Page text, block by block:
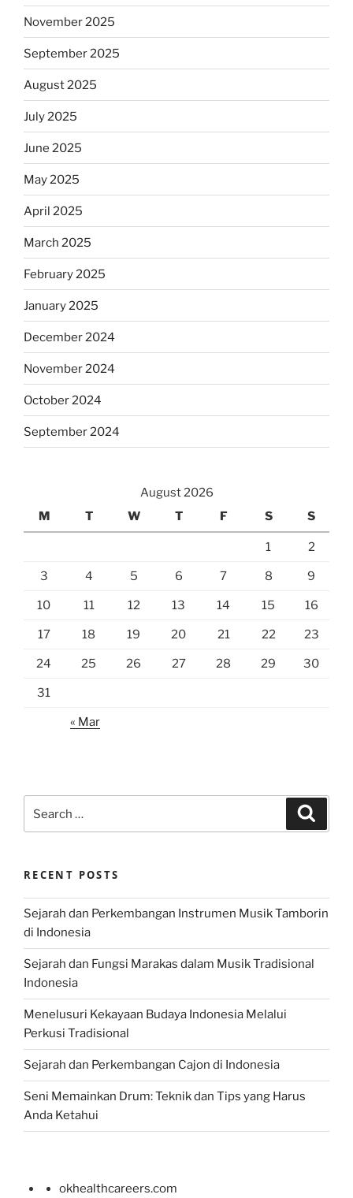
November 2025
September 2025
August 2025
July 2025
June 2025
May 2025
April 2025
March 2025
February 2025
January 2025
December 2024
November 2024
October 2024
September 2024
August 2026
M
T W T F S S
1 2
3 4 5 6 7 8 9
10 11 12 13 14 15 16
17 18 19 20 21 22 23
24 25 26 27 28 29 30
31
« Mar
for:
RECENT POSTS
Sejarah dan Perkembangan Instrumen Musik Tamborin
di Indonesia
Sejarah dan Fungsi Marakas dalam Musik Tradisional
Indonesia
Menelusuri Kekayaan Budaya Indonesia Melalui
Perkusi Tradisional
Sejarah dan Perkembangan Cajon di Indonesia
Seni Memainkan Drum: Teknik dan Tips yang Harus
Anda Ketahui
okhealthcareers.com